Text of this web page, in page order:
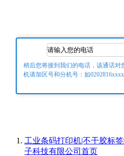
工业条码打印机|不干胶标
子科技有限公司 首页
稍后您将接到我们的电话，该通话对
机请加区号和分机号：如0202816xxxx